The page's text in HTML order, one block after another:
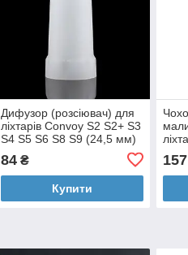
Дифузор (розсіювач) для
ліхтарів Convoy S2 S2+ S3
S4 S5 S6 S8 S9 (24,5 мм)
84₴
Купити
S8,
157